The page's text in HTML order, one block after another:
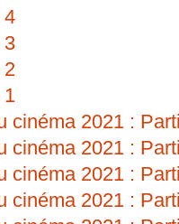
4
3
2
1
cinéma 2021 :
cinéma 2021 :
cinéma 2021 :
cinéma 2021 :